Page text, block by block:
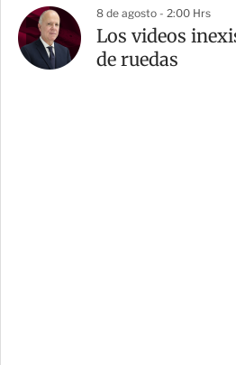
8 de agosto - 2:00 Hrs
Los videos
de ruedas